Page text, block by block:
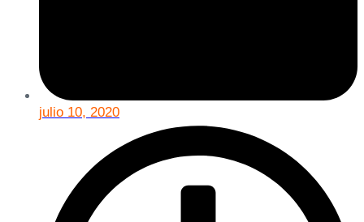
julio 10, 2020